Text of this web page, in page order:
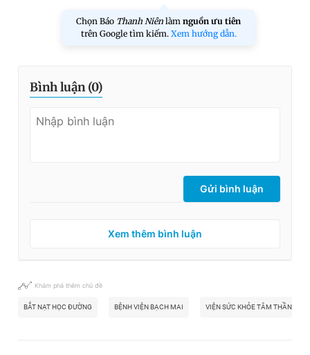
Chọn Báo Thanh Niên làm nguồn ưu tiên
trên Google tìm kiếm. Xem hướng dẫn.
Bình luận (0)
Gửi bình luận
Xem thêm bình luận
Khám phá thêm chủ đề
BẮT NẠT HỌC ĐƯỜNG BỆNH VIỆN BẠCH MAI VIỆN SỨC KHỎE TÂM THẦN